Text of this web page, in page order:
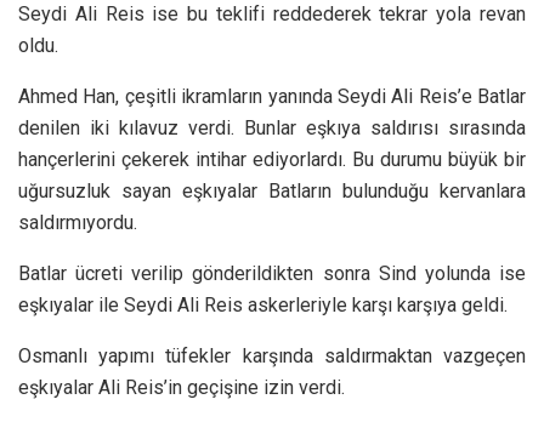
Seydi Ali Reis ise bu teklifi reddederek tekrar yola revan
oldu.
Ahmed Han, çeşitli ikramların yanında Seydi Ali Reis’e Batlar
denilen iki kılavuz verdi. Bunlar eşkıya saldırısı sırasında
hançerlerini çekerek intihar ediyorlardı. Bu durumu büyük bir
uğursuzluk sayan eşkıyalar Batların bulunduğu kervanlara
saldırmıyordu.
Batlar ücreti verilip gönderildikten sonra Sind yolunda ise
eşkıyalar ile Seydi Ali Reis askerleriyle karşı karşıya geldi.
Osmanlı yapımı tüfekler karşında saldırmaktan vazgeçen
eşkıyalar Ali Reis’in geçişine izin verdi.